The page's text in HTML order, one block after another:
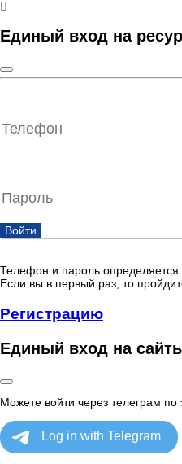
Единый вход на
Войти
Телефон и пароль определяется
Если вы в первый раз, то
Регистрацию
Единый вход на
Можете войти через телеграм по